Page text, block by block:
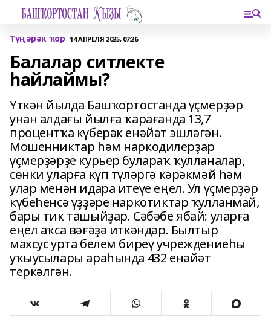
Түңәрәк ҡор 14 АПРЕЛЯ 2025, 07:26
Балалар ситлекте
һайлаймы?
Үткән йылда Башҡортостанда үҫмерҙәр
унан алдағы йылға ҡарағанда 13,7
процентҡа күберәк енәйәт эшләгән.
Мошенниктар һәм наркодилерҙар
үҫмерҙәрҙе курьер булараҡ ҡулланалар,
сөнки уларға күп түләргә кәрәкмәй һәм
улар менән идара итеүе еңел. Ул үҫмерҙәр
күбеһенсә үҙҙәре наркотиктар ҡулланмай,
бары тик ташыйҙар. Сәбәбе ябай: уларға
еңел аҡса вәғәҙә иткәндәр. Былтыр
махсус урта белем биреү учреждениеһы
уҡыусылары араһында 432 енәйәт
теркәлгән.